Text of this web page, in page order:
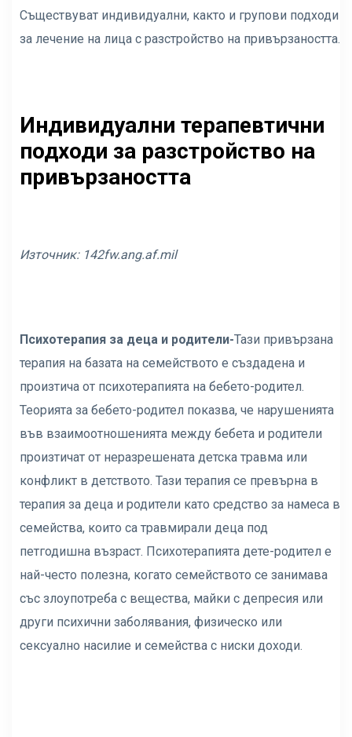
Съществуват индивидуални, както и групови подходи
за лечение на лица с разстройство на привързаността.
Индивидуални терапевтични
подходи за разстройство на
привързаността
Източник: 142fw.ang.af.mil
Психотерапия за деца и родители-Тази привързана
терапия на базата на семейството е създадена и
произтича от психотерапията на бебето-родител.
Теорията за бебето-родител показва, че нарушенията
във взаимоотношенията между бебета и родители
произтичат от неразрешената детска травма или
конфликт в детството. Тази терапия се превърна в
терапия за деца и родители като средство за намеса в
семейства, които са травмирали деца под
петгодишна възраст. Психотерапията дете-родител е
най-често полезна, когато семейството се занимава
със злоупотреба с вещества, майки с депресия или
други психични заболявания, физическо или
сексуално насилие и семейства с ниски доходи.